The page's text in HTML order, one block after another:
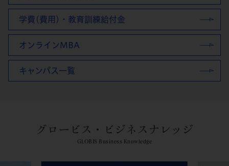
学費(費用)・教育訓練給付金
オンラインMBA
キャンパス一覧
グロービス・ビジネスナレッジ
GLOBIS Business Knowledge